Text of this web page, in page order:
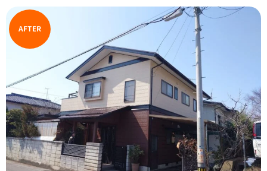
AFTER